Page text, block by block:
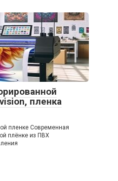
пленка
пленке Современная
плёнке из ПВХ